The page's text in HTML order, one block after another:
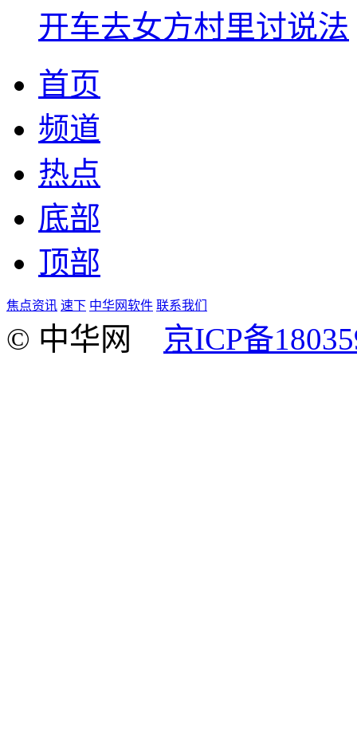
开车去女方村里讨说法
首页
频道
热点
底部
顶部
焦点资讯 速下 中华网软件 联系我们
© 中华网 京ICP备